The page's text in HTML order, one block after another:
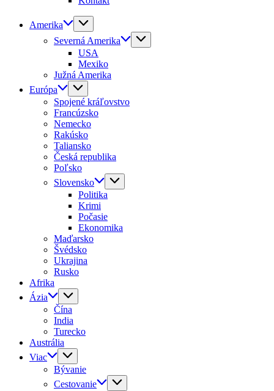
Amerika
Severná Amerika
USA
Mexiko
Južná Amerika
Európa
Spojené kráľovstvo
Francúzsko
Nemecko
Rakúsko
Taliansko
Česká republika
Poľsko
Slovensko
Politika
Krimi
Počasie
Ekonomika
Maďarsko
Švédsko
Ukrajina
Rusko
Afrika
Ázia
Čína
India
Turecko
Austrália
Viac
Bývanie
Cestovanie